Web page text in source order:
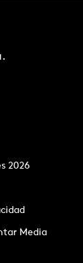
2026
Media